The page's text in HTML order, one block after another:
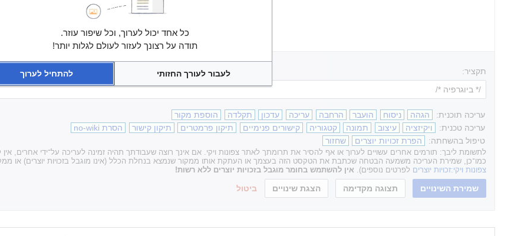
תקציר:
עריכה תוכנית: הגהה ניסוח הועבר הרחבה עריכה עדכון תקלדה
הוספת מקור
עריכה טכנית:
ויקיזציה עיצוב תמונה קטגוריה קישורים פנימיים תיקון פרמטרים תיקון קישור
הסרת no-wiki
טיפול בהשחתה:
הפרת זכויות יוצרים שחזור
לתשומת ליבך: תורמים אחרים עשויים לערוך או אף להסיר את תרומתך לאתר צפונות ויקי. אם אינך רוצה שעבודתך תהיה זמינה לעריכה על־ידי אחרים,
כמו־כן, שמירת העריכה משמעה הבטחה שכתבת את הטקסט הזה בעצמך או העתקת אותו ממקור שנמצא בנחלת הכלל (אינו מוגבל בזכויות יוצרים) או
צפונות ויקי:זכויות יוצרים לפרטים נוספים). אין להשתמש בחומר מוגבל בזכויות יוצרים ללא רשות!
ביטול
כל אחד יכול לערוך, וכל שיפור עוזר.
תודה על רצונך לעזור לעולם לגלות יותר!
לעבור לעורך החזותי להתחיל לערוך